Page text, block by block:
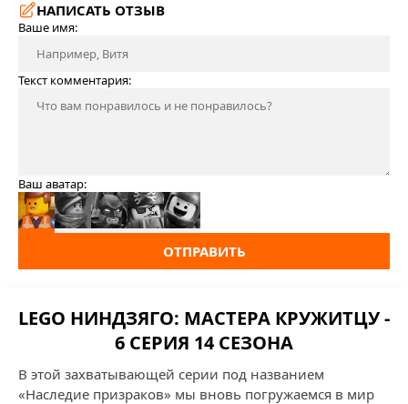
НАПИСАТЬ ОТЗЫВ
Ваше имя:
Текст комментария:
Ваш аватар:
ОТПРАВИТЬ
LEGO НИНДЗЯГО: МАСТЕРА КРУЖИТЦУ -
6 СЕРИЯ 14 СЕЗОНА
В этой захватывающей серии под названием
«Наследие призраков» мы вновь погружаемся в мир